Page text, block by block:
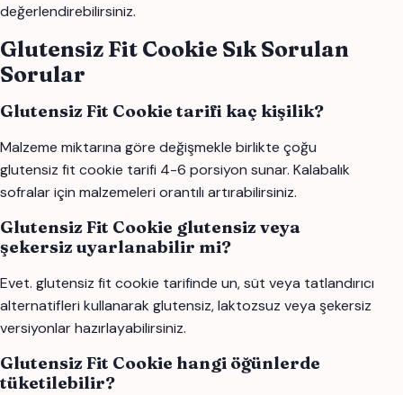
değerlendirebilirsiniz.
Glutensiz Fit Cookie Sık Sorulan
Sorular
Glutensiz Fit Cookie tarifi kaç kişilik?
Malzeme miktarına göre değişmekle birlikte çoğu
glutensiz fit cookie tarifi 4-6 porsiyon sunar. Kalabalık
sofralar için malzemeleri orantılı artırabilirsiniz.
Glutensiz Fit Cookie glutensiz veya
şekersiz uyarlanabilir mi?
Evet. glutensiz fit cookie tarifinde un, süt veya tatlandırıcı
alternatifleri kullanarak glutensiz, laktozsuz veya şekersiz
versiyonlar hazırlayabilirsiniz.
Glutensiz Fit Cookie hangi öğünlerde
tüketilebilir?